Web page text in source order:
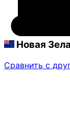
Новая
Сравнить с